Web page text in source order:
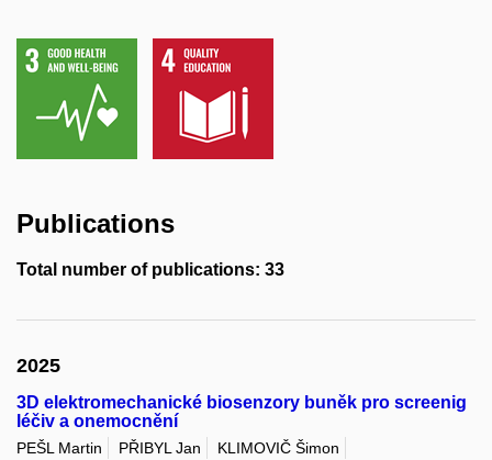
Publications
Total number of publications: 33
2025
3D elektromechanické biosenzory buněk pro screenig
léčiv a onemocnění
PEŠL Martin PŘIBYL Jan
KLIMOVIČ Šimon